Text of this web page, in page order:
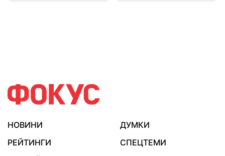
НОВИНИ
ДУМКИ
РЕЙТИНГИ
СПЕЦТЕМИ